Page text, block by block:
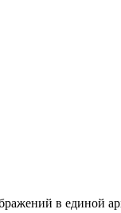
в единой